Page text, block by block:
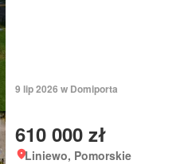
9 lip 2026 w Domiporta
610 000 zł
Liniewo, Pomorskie